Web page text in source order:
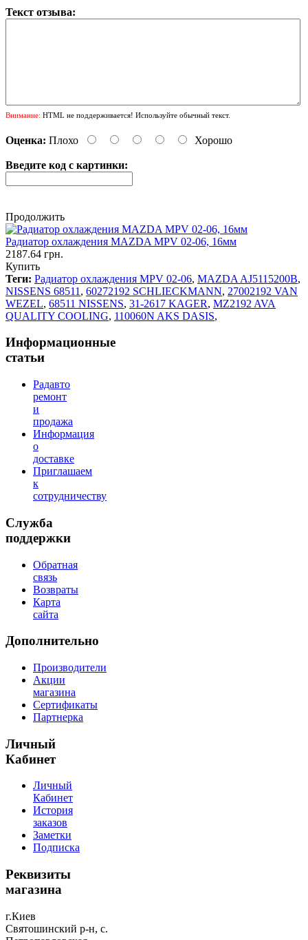
Текст отзыва:
Внимание: HTML не поддерживается! Используйте обычный текст.
Оценка: Плохо Хорошо
Введите код с картинки:
Продолжить
Радиатор охлаждения MAZDA MPV 02-06, 16мм
2187.64 грн.
Купить
Теги: Радиатор охлаждения MPV 02-06, MAZDA AJ5115200B,
NISSENS 68511 , 60272192 SCHLIECKMANN, 27002192 VAN
WEZEL, 68511 NISSENS, 31-2617 KAGER, MZ2192 AVA
QUALITY COOLING, 110060N AKS DASIS,
Информационные
статьи
Радавто
ремонт
и
продажа
Информация
о
доставке
Приглашаем
к
сотрудничеству
Служба
поддержки
Обратная
связь
Возвраты
Карта
сайта
Дополнительно
Производители
Акции
магазина
Сертификаты
Партнерка
Личный
Кабинет
Личный
Кабинет
История
заказов
Заметки
Подписка
Реквизиты
магазина
г.Киев
Святошинский р-н, с.